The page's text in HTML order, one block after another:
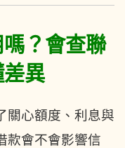
？會查聯
異
關心額度、利息與
款會不會影響信